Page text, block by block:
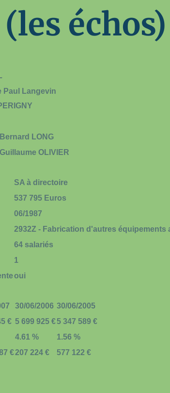
échos)
Paul Langevin
Bernard LONG
Guillaume OLIVIER
SA à directoire
537 795 Euros
06/1987
2932Z - Fabrication d'autres équipements
64 salariés
1
oui
30/06/2006 30/06/2005
€ 5 699 925 €5 347 589 €
4.61 %
1.56 %
€207 224 € 577 122 €